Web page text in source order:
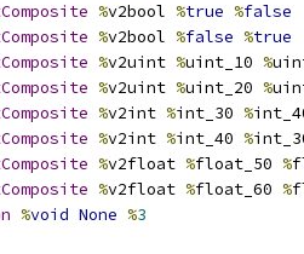
%v2bool %true %false
%v2bool %false %true
%v2uint %uint_10 %
%v2uint %uint_20 %
%v2int %int_30 %
%v2int %int_40 %
%v2float %float_50 %
%v2float %float_60 %
%void None %3